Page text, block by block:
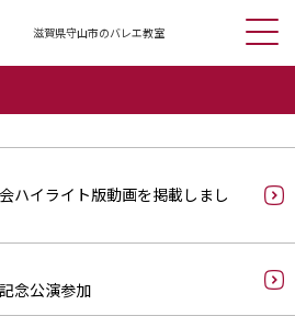
滋賀県守山市のバレエ教室
ハイライト版動画を掲載しまし
念公演参加